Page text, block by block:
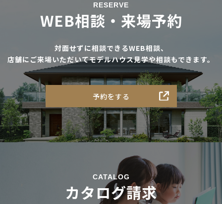
RESERVE
WEB相談・来場予約
対面せずに相談できるWEB相談、
店舗にご来場いただいてモデルハウス見学や相談もできます。
予約をする
CATALOG
カタログ請求